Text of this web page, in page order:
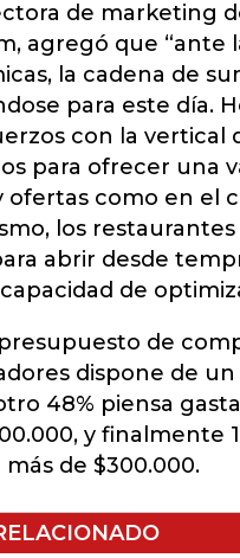
de marketing
agregó que “ante
la cadena de
para este día.
con la vertical
para ofrecer una
ofertas como en el
los
abrir desde
de
de
dispone de
48% piensa
y finalmente
de $300.000.